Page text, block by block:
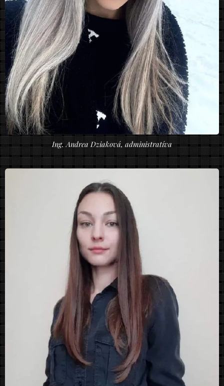
Ing. Andrea Dziaková, administratíva